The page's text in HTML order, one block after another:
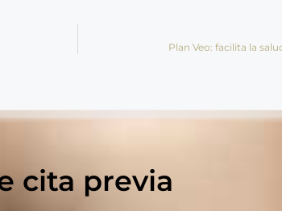
Plan Veo: facilita la
cita previa